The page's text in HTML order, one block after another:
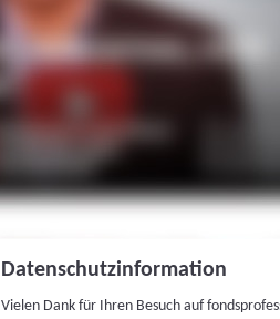
Datenschutzinformation
Vielen Dank für Ihren Besuch auf